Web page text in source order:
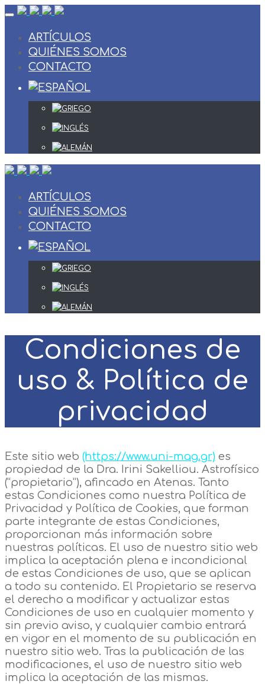
Skip
contentARTÍCULOS
QUIÉNES SOMOS
CONTACTO
ARTÍCULOS
QUIÉNES SOMOS
CONTACTO
Condiciones de
uso & Política de
privacidad
Este sitio web (https://www.uni-mag.gr) es
propiedad de la Dra. Irini Sakelliou. Astrofísico
(“propietario”), afincado en Atenas. Tanto
estas Condiciones como nuestra Política de
Privacidad y Política de Cookies, que forman
parte integrante de estas Condiciones,
proporcionan más información sobre
nuestras políticas. El uso de nuestro sitio web
implica la aceptación plena e incondicional
de estas Condiciones de uso, que se aplican
a todo su contenido. El Propietario se reserva
el derecho a modificar y actualizar estas
Condiciones de uso en cualquier momento y
sin previo aviso, y cualquier cambio entrará
en vigor en el momento de su publicación en
nuestro sitio web. Tras la publicación de las
modificaciones, el uso de nuestro sitio web
implica la aceptación de las mismas.